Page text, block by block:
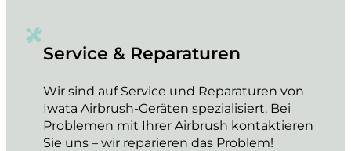
Service & Reparaturen
Wir sind auf Service und Reparaturen von
Iwata Airbrush-Geräten spezialisiert. Bei
Problemen mit Ihrer Airbrush kontaktieren
Sie uns – wir reparieren das Problem!